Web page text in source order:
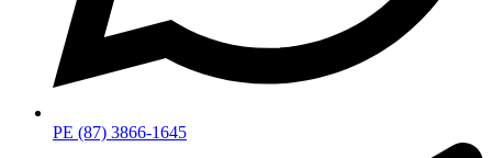
PE (87) 3866-1645